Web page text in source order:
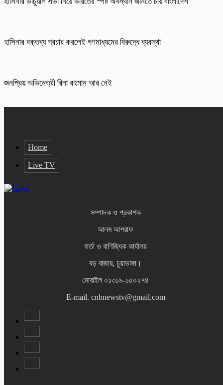
হাসিনার বক্তব্য প্রচার করলেই গণমাধ্যমের বিরুদ্ধে ব্যবস্থা
জনপ্রিয় অভিনেত্রী রিনা রহমান আর নেই
Home
Live TV
সম্পাদক ও প্রকাশক
আলম আশরাফ
বার্তা ও বাণিজ্যিক কার্যালয়
বড় বাজার, চুয়াডাঙ্গা।
মোবাইল ০১৩১৯-১৫০২৭৪
E-mail. cnbnewstv@gmail.com